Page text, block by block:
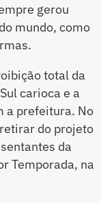
gerou
mundo, como
total da
carioca e a
a prefeitura. No
do projeto
da
Temporada, na